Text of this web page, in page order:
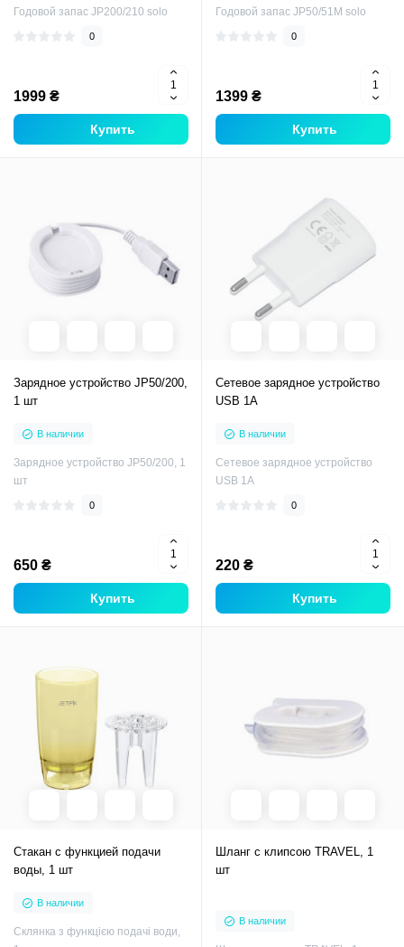
Годовой запас JP200/210 solo
0
1999 ₴
Купить
Годовой запас JP50/51M solo
0
1399 ₴
Купить
Зарядное устройство JP50/200,
1 шт
В наличии
Зарядное устройство JP50/200, 1
шт
0
650 ₴
Купить
Сетевое зарядное устройство
USB 1A
В наличии
Сетевое зарядное устройство
USB 1A
0
220 ₴
Купить
Стакан с функцией подачи
воды, 1 шт
В наличии
Склянка з функцією подачі води,
Шланг с клипсою TRAVEL, 1
шт
В наличии